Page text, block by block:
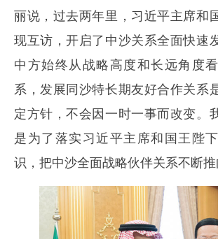
丽说，过去两年里，习近平主席和
现互访，开启了中沙关系全面快速
中方始终从战略高度和长远角度
系，发展同沙特长期友好合作关系
定方针，不会因一时一事而改变。
是为了落实习近平主席和国王陛
识，把中沙全面战略伙伴关系不断推